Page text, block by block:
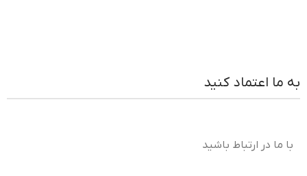
به ما اعتماد کنید
با ما در ارتباط باشید